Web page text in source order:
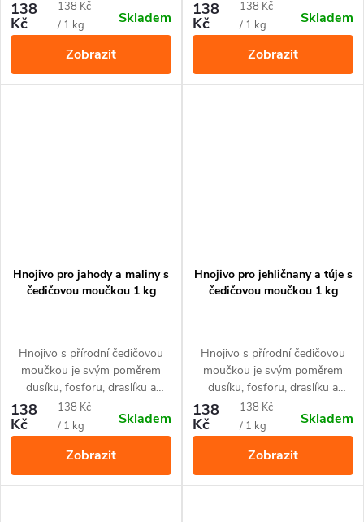
železa přizpůsobené pro
borůvky.
138
Kč
Měrná
cena:
138 Kč
/ 1 kg
Skladem
Zobrazit
železa přizpůsobené pro
všechny druhy hortenzií.
138
Kč
Měrná
cena:
138 Kč
/ 1 kg
Skladem
Zobrazit
Hnojivo pro jahody a maliny s
čedičovou moučkou 1 kg
Hnojivo s přírodní čedičovou
moučkou je svým poměrem
dusíku, fosforu, draslíku a
železa přizpůsobené pro jahody,
maliny a další drobné ovoce.
138
Kč
Měrná
cena:
138 Kč
/ 1 kg
Skladem
Zobrazit
Hnojivo pro jehličnany a túje s
čedičovou moučkou 1 kg
Hnojivo s přírodní čedičovou
moučkou je svým poměrem
dusíku, fosforu, draslíku a
železa přizpůsobené pro
všechny druhy jehličnanů a tújí.
138
Kč
Měrná
cena:
138 Kč
/ 1 kg
Skladem
Zobrazit